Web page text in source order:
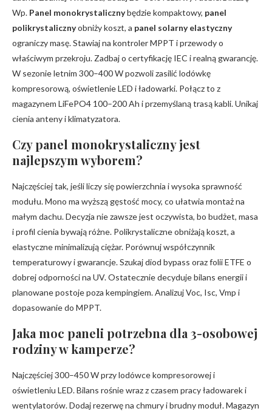
Wp. Panel monokrystalicznybędzie kompaktowy, panel
polikrystalicznyobniży koszt, a panel solarny elastyczny
ograniczy masę. Stawiaj na kontroler MPPT i przewody o
właściwym przekroju. Zadbaj o certyfikację IEC i realną gwarancję.
W sezonie letnim 300–400 W pozwoli zasilić lodówkę
kompresorową, oświetlenie LED i ładowarki. Połącz to z
magazynem LiFePO4 100–200 Ah i przemyślaną trasą kabli. Unikaj
cienia anteny i klimatyzatora.
Czy panel monokrystaliczny jest
najlepszym wyborem?
Najczęściej tak, jeśli liczy się powierzchnia i wysoka sprawność
modułu. Mono ma wyższą gęstość mocy, co ułatwia montaż na
małym dachu. Decyzja nie zawsze jest oczywista, bo budżet, masa
i profil cienia bywają różne. Polikrystaliczne obniżają koszt, a
elastyczne minimalizują ciężar. Porównuj współczynnik
temperaturowy i gwarancje. Szukaj diod bypass oraz folii ETFE o
dobrej odporności na UV. Ostatecznie decyduje bilans energii i
planowane postoje poza kempingiem. Analizuj Voc, Isc, Vmp i
dopasowanie do MPPT.
Jaka moc paneli potrzebna dla 3-osobowej
rodziny w kamperze?
Najczęściej 300–450 W przy lodówce kompresorowej i
oświetleniu LED. Bilans rośnie wraz z czasem pracy ładowarek i
wentylatorów. Dodaj rezerwę na chmury i brudny moduł. Magazyn